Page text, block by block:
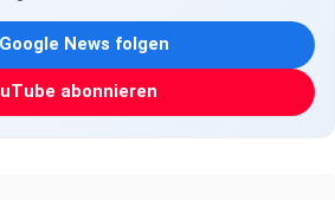
News folgen
abonnieren